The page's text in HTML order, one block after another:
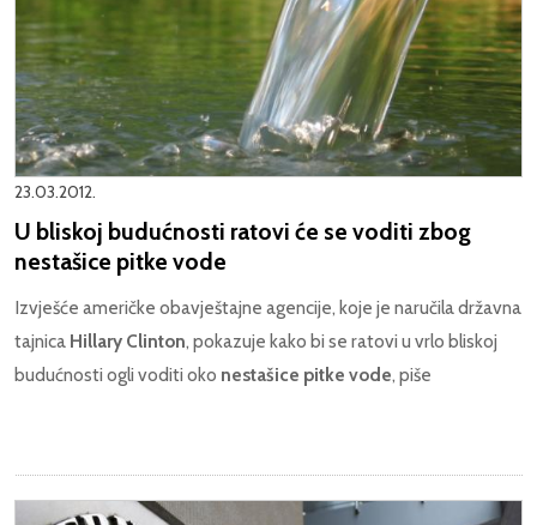
23.03.2012.
U bliskoj budućnosti ratovi će se voditi zbog
nestašice pitke vode
Izvješće američke obavještajne agencije, koje je naručila državna
tajnica Hillary Clinton, pokazuje kako bi se ratovi u vrlo bliskoj
budućnosti ogli voditi oko nestašice pitke vode, piše